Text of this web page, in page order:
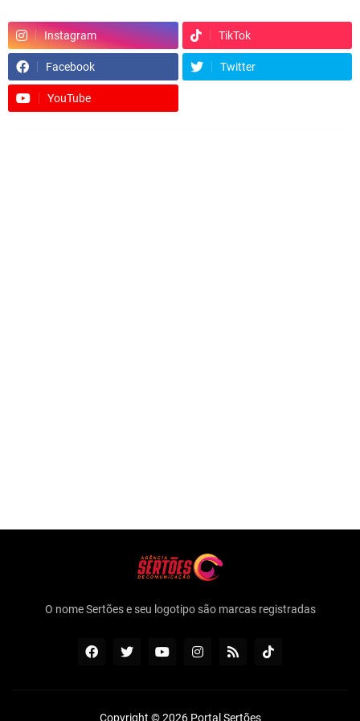
Instagram TikTok
Facebook Twitter
YouTube
O nome Sertões e seu logotipo são marcas registradas
Copyright ©2026 Portal Sertões